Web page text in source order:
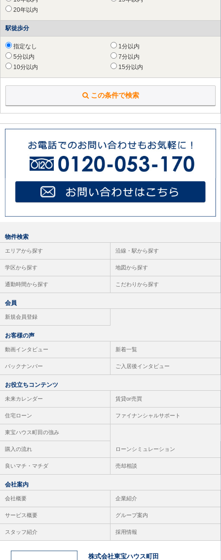
相模原市 緑区
相模原市 中央区（195件）
相模原市 南区
鎌倉市 （2件）
藤沢市 （22件）
茅ヶ崎市（7件）
海老名市（60件）
座間市（85件）
高座郡 寒川町（3件）
20年以内
駅徒歩分
指定なし
1分以内
5分以内
7分以内
10分以内
15分以内
この条件で検索
物件検索
エリアから探す 沿線・駅から探す
学区から探す 地図から探す
通勤時間から探す こだわりから探す
会員
新規会員登録
お客様の声
動画インタビュー 新着一覧
バックナンバー ご入居後インタビュー
お役立ちコンテンツ
未来カレンダー 賃貸or売買
住宅ローン ファイナンシャルサポート
東宝ハウス町田の強み
購入の流れ ローンシミュレーション
良いマチ・マチダ 売却相談
会社案内
会社概要 企業紹介
サービス概要 グループ案内
スタッフ紹介 採用情報
株式会社東宝ハウス町田